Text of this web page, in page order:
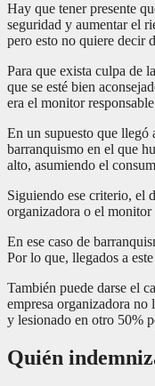
Hay que tener presente
seguridad y aumentar el
pero esto no quiere decir
Para que exista culpa de
que se esté bien
era el monitor
En un supuesto que llegó
barranquismo en el que
alto, asumiendo el
Siguiendo ese criterio, el
organizadora o el monitor
En ese caso de
Por lo que, llegados a
También puede darse el
empresa organizadora
y lesionado en otro 50%
Quién